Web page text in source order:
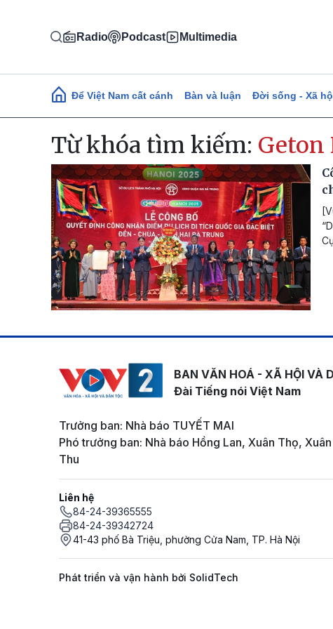
Radio Podcast Multimedia
Main navigation
Để Việt Nam cất cánh Bàn và luận Đời sống - Xã
Từ khóa tìm kiếm: Geton
BAN VĂN HOÁ - XÃ HỘI VÀ
Đài Tiếng nói Việt Nam
Trưởng ban: Nhà báo TUYẾT MAI
Phó trưởng ban: Nhà báo Hồng Lan, Xuân Thọ,
Thu
Liên hệ
84-24-39365555
84-24-39342724
41-43 phố Bà Triệu, phường Cửa Nam, TP. Hà Nội
Phát triển và vận hành bởi SolidTech